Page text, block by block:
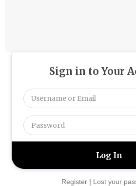
Sign in to Your
Register| Lost your